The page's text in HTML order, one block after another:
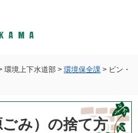
環境上下水道部 > 環境保全課 > ビン・
み）の捨て方